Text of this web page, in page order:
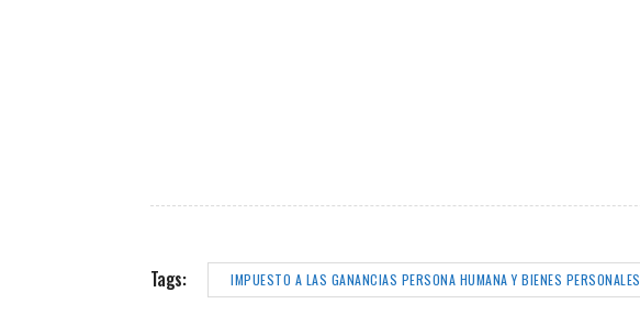
Tags: IMPUESTO A LAS GANANCIAS PERSONA HUMANA Y BIENES PERSONALES